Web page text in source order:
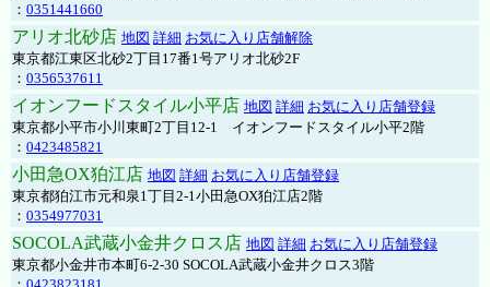
： 0351441660
アリオ北砂店 地図 詳細 お気に入り店舗解除
東京都江東区北砂2丁目17番1号アリオ北砂2F
： 0356537611
イオンフードスタイル小平店 地図 詳細 お気に入り店舗登録
東京都小平市小川東町2丁目12-1 イオンフードスタイル小平2階
： 0423485821
小田急OX狛江店 地図 詳細 お気に入り店舗登録
東京都狛江市元和泉1丁目2-1小田急OX狛江店2階
： 0354977031
SOCOLA武蔵小金井クロス店 地図 詳細 お気に入り店舗登録
東京都小金井市本町6-2-30 SOCOLA武蔵小金井クロス3階